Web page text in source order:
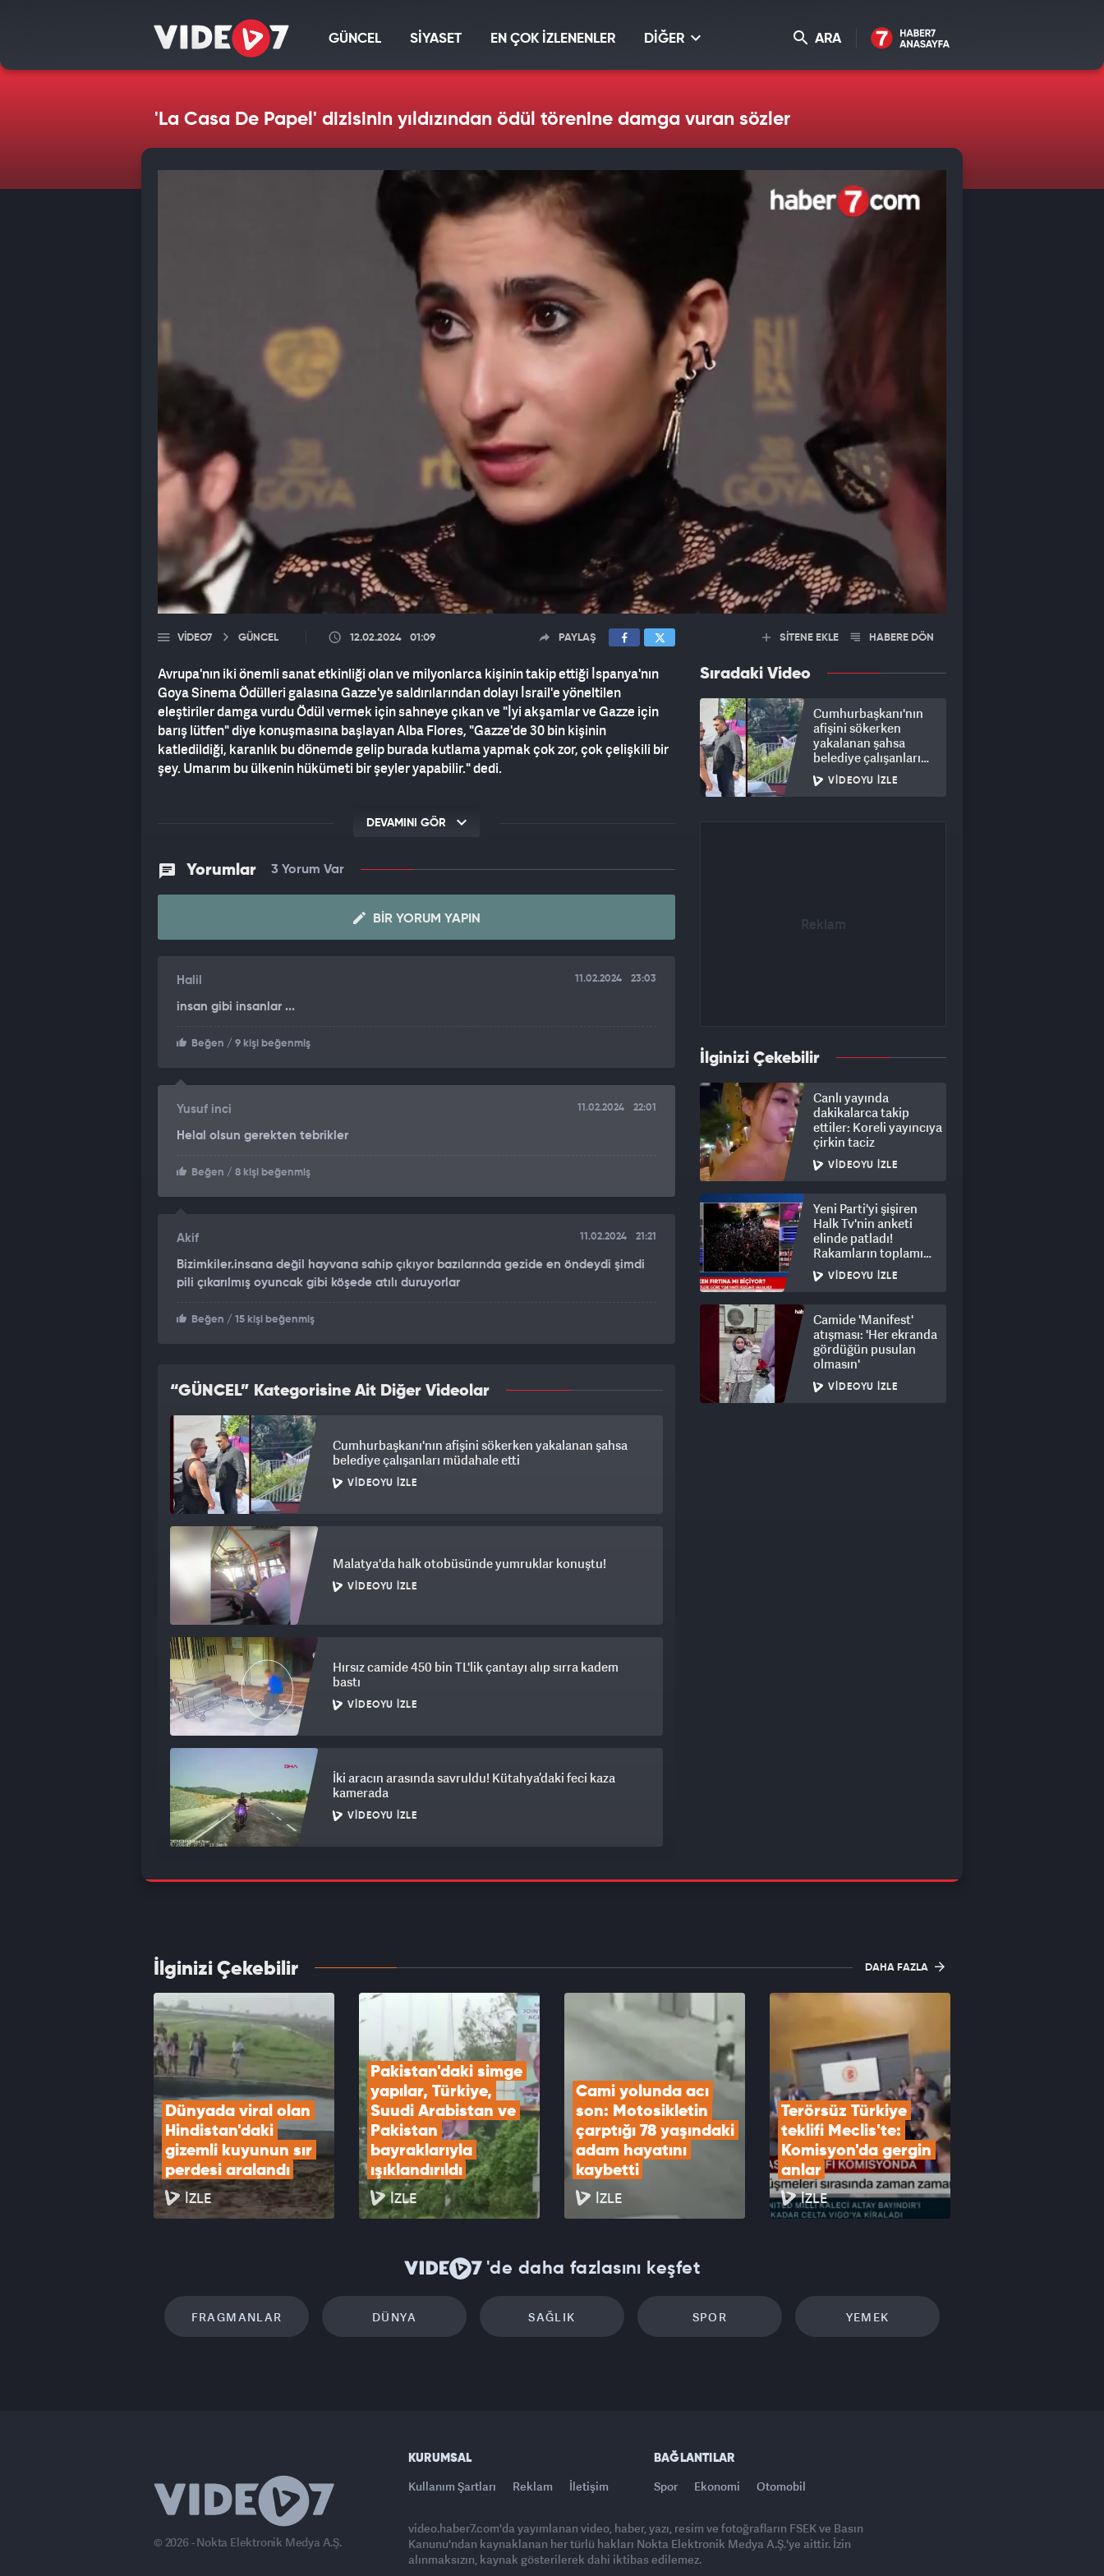
GÜNCEL SİYASET EN ÇOK İZLENENLER DİĞER ARA
'La Casa De Papel' dizisinin yıldızından ödül törenine damga vuran sözler
VIDEO7 GÜNCEL 12.02.2024 01:09 PAYLAŞ
Avrupa'nın iki önemli sanat etkinliği olan ve milyonlarca kişinin takip ettiği İspanya'nın
Goya Sinema Ödülleri galasına Gazze'ye saldırılarından dolayı İsrail'e yöneltilen
eleştiriler damga vurdu Ödül vermek için sahneye çıkan ve "İyi akşamlar ve Gazze için
barış lütfen" diye konuşmasına başlayan Alba Flores, "Gazze'de 30 bin kişinin
katledildiği, karanlık bu dönemde gelip burada kutlama yapmak çok zor, çok çelişkili bir
şey. Umarım bu ülkenin hükümeti bir şeyler yapabilir." dedi.
DEVAMINI GÖR
Yorumlar 3 Yorum Var
BIR YORUM YAPIN
Halil 11.02.2024 23:03
insan gibi insanlar ...
Beğen / 9 kişi beğenmiş
Yusuf inci 11.02.2024 22:01
Helal olsun gerekten tebrikler
Beğen / 8 kişi beğenmiş
Akif 11.02.2024 21:21
Bizimkiler.insana değil hayvana sahip çıkıyor bazılarında gezide en öndeydi şimdi
pili çıkarılmış oyuncak gibi köşede atılı duruyorlar
Beğen / 15 kişi beğenmiş
“GÜNCEL” Kategorisine Ait Diğer Videolar
Cumhurbaşkanı'nın afişini sökerken yakalanan şahsa
belediye çalışanları müdahale etti
VIDEOYU İZLE
Malatya'da halk otobüsünde yumruklar konuştu!
VIDEOYU İZLE
Hırsız camide 450 bin TL'lik çantayı alıp sırra kadem
bastı
VIDEOYU İZLE
İki aracın arasında savruldu! Kütahya’daki feci kaza
kamerada
VIDEOYU İZLE
Drift yaparak trafiği tehlikeye atan 11 maganda
VIDEOYU İZLE
SİTENE EKLE HABERE DÖN
Sıradaki Video
Cumhurbaşkanı'nın
afişini sökerken
yakalanan şahsa
belediye çalışanları
müdahale etti
VIDEOYU İZLE
İlginizi Çekebilir
Canlı yayında
dakikalarca takip
ettiler: Koreli yayıncıya
çirkin taciz
VIDEOYU İZLE
Yeni Parti'yi şişiren
Halk Tv'nin anketi
elinde patladı!
Rakamların toplamı
dalga konusu oldu
VIDEOYU İZLE
Camide 'Manifest'
atışması: 'Her ekranda
gördüğün pusulan
olmasın'
VIDEOYU İZLE
İlginizi Çekebilir DAHA FAZLA
Dünyada viral olan
Hindistan'daki
gizemli kuyunun sır
perdesi aralandı
İZLE
Pakistan'daki simge
yapılar, Türkiye,
Suudi Arabistan ve
Pakistan
bayraklarıyla
ışıklandırıldı
İZLE
Cami yolunda acı
son: Motosikletin
çarptığı 78 yaşındaki
adam hayatını
kaybetti
İZLE
Terörsüz Türkiye
teklifi Meclis'te:
Komisyon'da gergin
anlar
İZLE
'de daha fazlasını keşfet
FRAGMANLAR DÜNYA SAĞLIK SPOR YEMEK
© 2026 - Nokta Elektronik Medya A.Ş.
KURUMSAL
Kullanım Şartları Reklam İletişim
BAĞLANTILAR
Spor Ekonomi Otomobil
video.haber7.com'da yayımlanan video, haber, yazı, resim ve fotoğrafların FSEK ve Basın
Kanunu'ndan kaynaklanan her türlü hakları Nokta Elektronik Medya A.Ş.'ye aittir. İzin
alınmaksızın, kaynak gösterilerek dahi iktibas edilemez.